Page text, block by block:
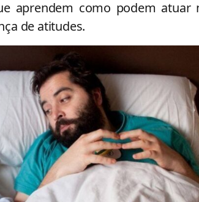
aprendem como podem atuar
de atitudes.